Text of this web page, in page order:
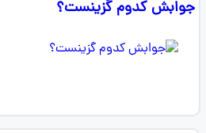
جوابش کدوم گزینست؟